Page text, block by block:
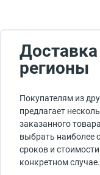
регионы
Покупателям из
предлагает
заказанного
выбрать наиболее
сроков и
конкретном случае.